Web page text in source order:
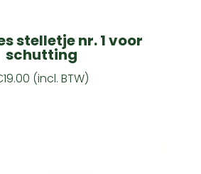
stelletje nr. 1 voor
schutting
19.00 (incl. BTW)